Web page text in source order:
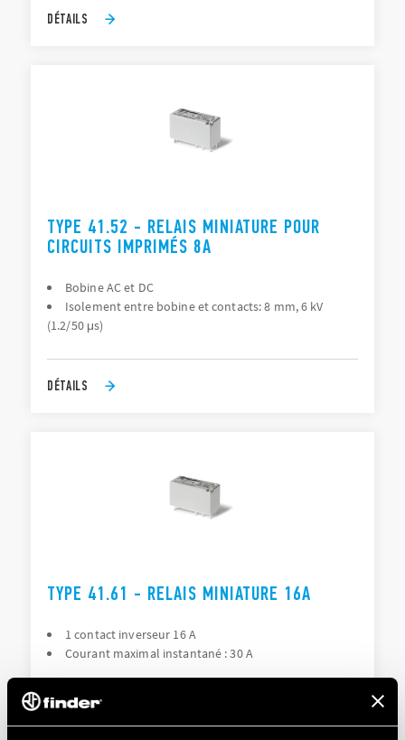
DÉTAILS
TYPE 41.52 - RELAIS MINIATURE POUR
CIRCUITS IMPRIMÉS 8A
Bobine AC et DC
Isolement entre bobine et contacts: 8 mm, 6 kV
(1.2/50 μs)
DÉTAILS
TYPE 41.61 - RELAIS MINIATURE 16A
1 contact inverseur 16 A
Courant maximal instantané : 30 A
DÉTAILS